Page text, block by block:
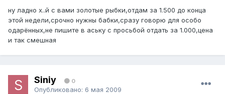
ну ладно х..й с вами золотые рыбки,отдам за 1.500 до конца
этой недели,срочно нужны бабки,сразу говорю для особо
одарённых,не пишите в аську с просьбой отдать за 1.000,цена
и так смешная
Siniy 0
Опубликовано: 6 мая 2009